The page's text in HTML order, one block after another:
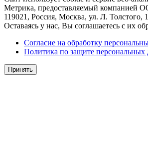
Метрика, предоставляемый
119021, Россия, Москва, ул. Л. Толстого,
Оставаясь у нас, Вы соглашаетесь с их
Согласие на обработку
Политика по защите персональных
Принять